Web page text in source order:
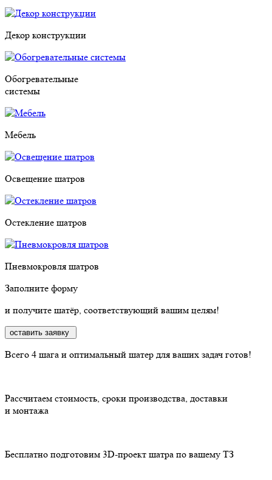
Декор конструкции
Обогревательные
системы
Мебель
Освещение шатров
Остекление шатров
Пневмокровля шатров
Заполните форму
и получите шатёр, соответствующий вашим целям!
оставить заявку
Всего 4 шага и оптимальный шатер для ваших задач готов!
Рассчитаем стоимость, сроки производства, доставки
и монтажа
Бесплатно подготовим 3D-проект шатра по вашему ТЗ